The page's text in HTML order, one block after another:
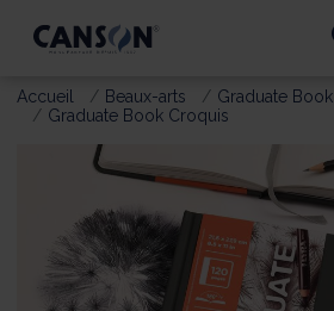
Accueil Beaux-arts
Graduate Book
Graduate Book Croquis